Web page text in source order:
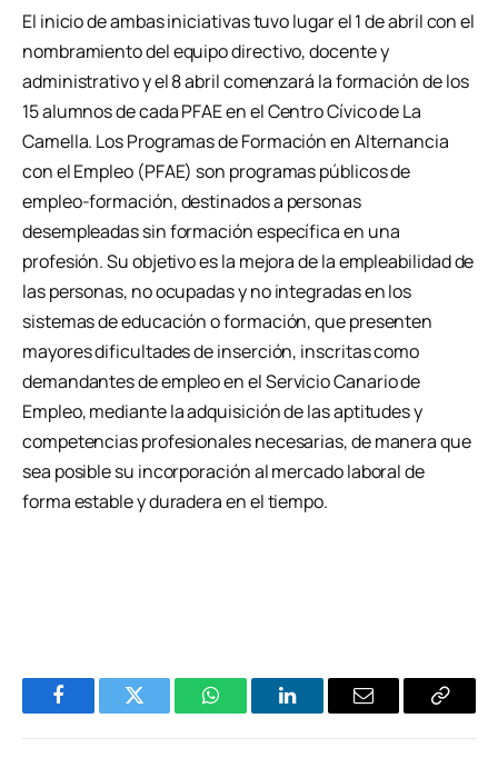
El inicio de ambas iniciativas tuvo lugar el 1 de abril con el
nombramiento del equipo directivo, docente y
administrativo y el 8 abril comenzará la formación de los
15 alumnos de cada PFAE en el Centro Cívico de La
Camella. Los Programas de Formación en Alternancia
con el Empleo (PFAE) son programas públicos de
empleo-formación, destinados a personas
desempleadas sin formación específica en una
profesión. Su objetivo es la mejora de la empleabilidad de
las personas, no ocupadas y no integradas en los
sistemas de educación o formación, que presenten
mayores dificultades de inserción, inscritas como
demandantes de empleo en el Servicio Canario de
Empleo, mediante la adquisición de las aptitudes y
competencias profesionales necesarias, de manera que
sea posible su incorporación al mercado laboral de
forma estable y duradera en el tiempo.
FacebookTwitter WhatsAppLinkedInEmail
Copiar